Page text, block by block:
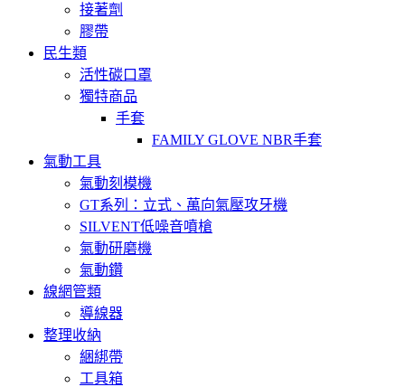
接著劑
膠帶
民生類
活性碳口罩
獨特商品
手套
FAMILY GLOVE NBR手套
氣動工具
氣動刻模機
GT系列：立式、萬向氣壓攻牙機
SILVENT低噪音噴槍
氣動研磨機
氣動鑽
線網管類
導線器
整理收納
綑綁帶
工具箱